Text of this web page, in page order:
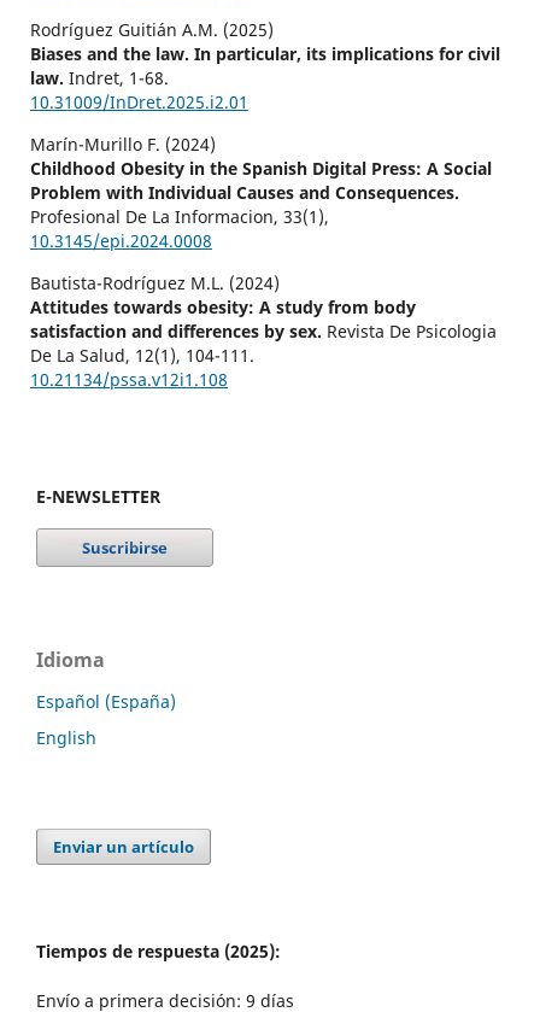
Rodríguez Guitián A.M. (2025)
Biases and the law. In particular, its implications for civil
law. Indret, 1-68.
10.31009/InDret.2025.i2.01
Marín-Murillo F. (2024)
Childhood Obesity in the Spanish Digital Press: A Social
Problem with Individual Causes and Consequences.
Profesional De La Informacion, 33(1),
10.3145/epi.2024.0008
Bautista-Rodríguez M.L. (2024)
Attitudes towards obesity: A study from body
satisfaction and differences by sex. Revista De Psicologia
De La Salud, 12(1), 104-111.
10.21134/pssa.v12i1.108
E-NEWSLETTER
Idioma
Español (España)
English
Enviar un artículo
Tiempos de respuesta (2025):
Envío a primera decisión: 9 días